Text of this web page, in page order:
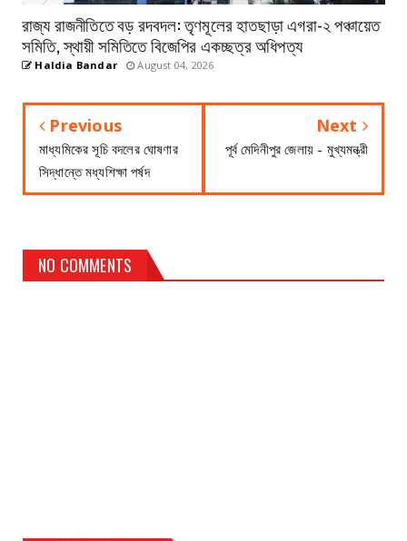
রাজ্য রাজনীতিতে বড় রদবদল: তৃণমূলের হাতছাড়া এগরা-২ পঞ্চায়েত
সমিতি, স্থায়ী সমিতিতে বিজেপির একচ্ছত্র অধিপত্য
Haldia Bandar August 04, 2026
Previous
মাধ্যমিকের সূচি বদলের ঘোষণার
সিদ্ধান্তে মধ্যশিক্ষা পর্ষদ
Next
পূর্ব মেদিনীপুর জেলায় - মুখ্যমন্ত্রী
NO COMMENTS